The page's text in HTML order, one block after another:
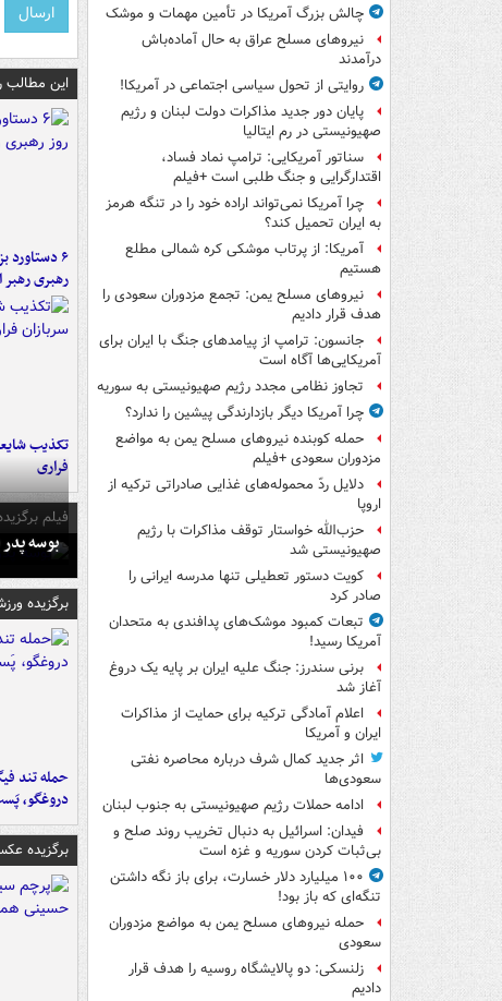
چالش بزرگ آمریکا در تأمین مهمات و موشک
نیروهای مسلح عراق به حال آماده‌باش
درآمدند
روایتی از تحول سیاسی اجتماعی در آمریکا!
پایان دور جدید مذاکرات دولت لبنان و رژیم
صهیونیستی در رم ایتالیا
سناتور آمریکایی: ترامپ نماد فساد،
اقتدارگرایی و جنگ طلبی است +فیلم
چرا آمریکا نمی‌تواند اراده خود را در تنگه هرمز
به ایران تحمیل کند؟
آمریکا: از پرتاب موشکی کره شمالی مطلع
هستیم
نیروهای مسلح یمن: تجمع مزدوران سعودی را
هدف قرار دادیم
جانسون: ترامپ از پیامدهای جنگ با ایران برای
آمریکایی‌ها آگاه است
تجاوز نظامی مجدد رژیم صهیونیستی به سوریه
چرا آمریکا دیگر بازدارندگی پیشین را ندارد؟
حمله کوبنده نیروهای مسلح یمن به مواضع
مزدوران سعودی +فیلم
دلایل ردّ محموله‌های غذایی صادراتی ترکیه از
اروپا
حزب‌الله خواستار توقف مذاکرات با رژیم
صهیونیستی شد
کویت دستور تعطیلی تنها مدرسه ایرانی را
صادر کرد
تبعات کمبود موشک‌های پدافندی به متحدان
آمریکا رسید!
برنی سندرز: جنگ علیه ایران بر پایه یک دروغ
آغاز شد
اعلام آمادگی ترکیه برای حمایت از مذاکرات
ایران و آمریکا
اثر جدید کمال شرف درباره محاصره نفتی
سعودی‌ها
ادامه حملات رژیم صهیونیستی به جنوب لبنان
فیدان: اسرائیل به دنبال تخریب روند صلح و
بی‌ثبات کردن سوریه و غزه است
۱۰۰ میلیارد دلار خسارت، برای باز نگه داشتن
تنگه‌ای که باز بود!
حمله نیروهای مسلح یمن به مواضع مزدوران
سعودی
زلنسکی: دو پالایشگاه روسیه را هدف قرار
دادیم
این مطالب
رهبری رهبر
تکذیب
فراری
فیلم
بوسه‌
برگزیده
حمله تند
دروغگو،
برگزیده